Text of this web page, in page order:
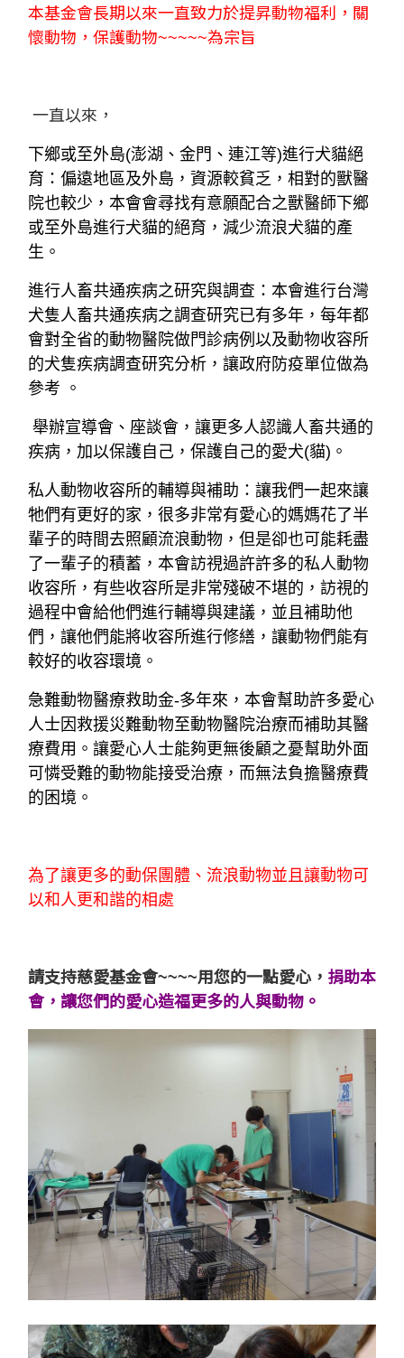
本基金會長期以來一直致力於提昇動物福利，關
懷動物，保護動物~~~~~為宗旨
一直以來，
下鄉或至外島(澎湖、金門、連江等)進行犬貓絕
育：偏遠地區及外島，資源較貧乏，相對的獸醫
院也較少， 本會會尋找有意願配合之獸醫師下鄉
或至外島進行犬貓的絕育，減少流浪犬貓的產
生。
進行人畜共通疾病之研究與調查：本會進行台灣
犬隻人畜共通疾病之調查研究已有多年，每年都
會對全省的動物醫院做門診病例以及動物收容所
的犬隻疾病調查研究分析，讓政府防疫單位做為
參考 。
舉辦宣導會、座談會，讓更多人認識人畜共通的
疾病，加以保護自己，保護自己的愛犬(貓)。
私人動物收容所的輔導與補助：讓我們一起來讓
牠們有更好的家，很多非常有愛心的媽媽花了半
輩子的時間去照顧流浪動物，但是卻也可能耗盡
了一輩子的積蓄，本會訪視過許許多的私人動物
收容所，有些收容所是非常殘破不堪的，訪視的
過程中會給他們進行輔導與建議，並且補助他
們，讓他們能將收容所進行修繕，讓動物們能有
較好的收容環境。
急難動物醫療救助金-多年來，本會幫助許多愛心
人士因救援災難動物至動物醫院治療而補助其醫
療費用。讓愛心人士能夠更無後顧之憂幫助外面
可憐受難的動物能接受治療，而無法負擔醫療費
的困境。
為了讓更多的動保團體、流浪動物並且讓動物可
以和人更和諧的相處
請支持慈愛基金會~~~~用您的一點愛心， 捐助本
會，讓您們的愛心造福更多的人與動物。